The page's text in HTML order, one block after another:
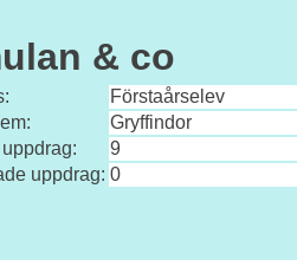
& co
Förstaårselev
Gryffindor
uppdrag:
9
uppdrag: 0